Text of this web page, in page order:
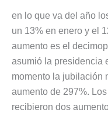
en lo que va del año
un 13% en enero y el
aumento es el
asumió la presidencia
momento la jubilación
aumento de 297%.
recibieron dos